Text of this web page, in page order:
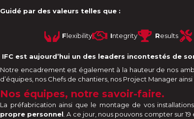
Guidé par des valeurs telles que :
Flexibility Integrity Results
IFC est aujourd’hui un des leaders incontestés de
Notre encadrement est également à la hauteur de nos
d’équipes, nos Chefs de chantiers, nos Project Manager
Nos équipes, notre savoir-faire.
La préfabrication ainsi que le montage de vos
propre personnel. A ce jour, nous pouvons compter sur